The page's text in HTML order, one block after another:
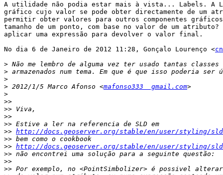
A utilidade não podia estar mais à vista... Labels. A
gráfico cujo valor se pode obter directamente de um
permitir obter valores para outros componentes
tamanho de um ponto, com base no valor de um atributo?
aplicar uma expressão para devolver o valor final.
No dia 6 de Janeiro de 2012 11:28, Gonçalo Lourenço <
>
>
>
> 2012/1/5 Marco Afonso <mafonso333  gmail.com
>
>>
>>
>>
>>
>> http://docs.geoserver.org/stable/en/user/styling/
>>
>> http://docs.geoserver.org/stable/en/user/styling/
>>
>>
>>